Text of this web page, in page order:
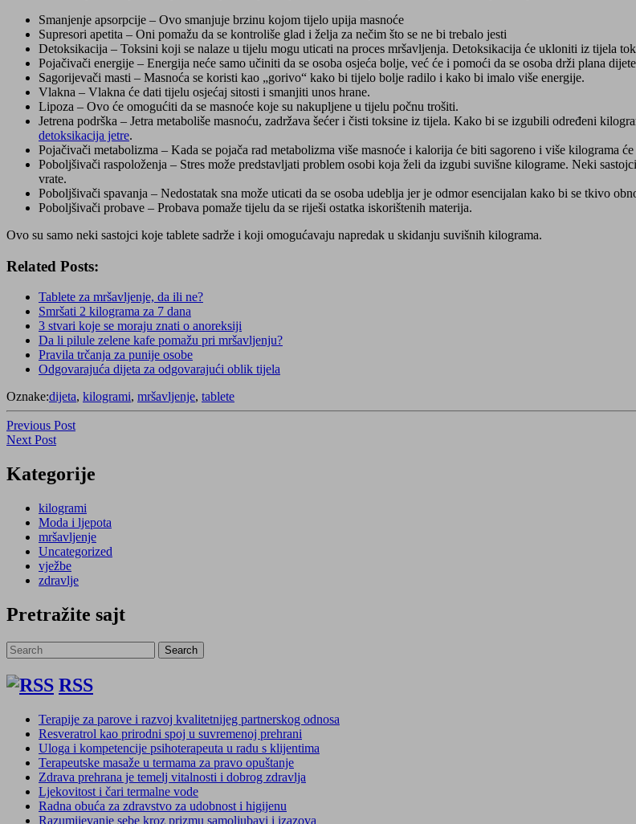
Smanjenje apsorpcije – Ovo smanjuje brzinu kojom tijelo upija masnoće
Supresori apetita – Oni pomažu da se kontroliše glad i želja za nečim što se ne bi trebalo jesti
Detoksikacija – Toksini koji se nalaze u tijelu mogu uticati na proces mršavljenja. Detoksikacija će ukloniti iz tijela
Pojačivači energije – Energija neće samo učiniti da se osoba osjeća bolje, već će i pomoći da se osoba drži plana
Sagorijevači masti – Masnoća se koristi kao „gorivo“ kako bi tijelo bolje radilo i kako bi imalo više energije.
Vlakna – Vlakna će dati tijelu osjećaj sitosti i smanjiti unos hrane.
Lipoza – Ovo će omogućiti da se masnoće koje su nakupljene u tijelu počnu trošiti.
Jetrena podrška – Jetra metaboliše masnoću, zadržava šećer i čisti toksine iz tijela. Kako bi se izgubili određeni
detoksikacija jetre.
Pojačivači metabolizma – Kada se pojača rad metabolizma više masnoće i kalorija će biti sagoreno i više kilograma
Poboljšivači raspoloženja – Stres može predstavljati problem osobi koja želi da izgubi suvišne kilograme. Neki
vrate.
Poboljšivači spavanja – Nedostatak sna može uticati da se osoba udeblja jer je odmor esencijalan kako bi se tkivo
Poboljšivači probave – Probava pomaže tijelu da se riješi ostatka iskorištenih materija.
Ovo su samo neki sastojci koje tablete sadrže i koji omogućavaju napredak u skidanju suvišnih kilograma.
Related Posts:
Tablete za mršavljenje, da ili ne?
Smršati 2 kilograma za 7 dana
3 stvari koje se moraju znati o anoreksiji
Da li pilule zelene kafe pomažu pri mršavljenju?
Pravila trčanja za punije osobe
Odgovarajuća dijeta za odgovarajući oblik tijela
Oznake:dijeta, kilogrami, mršavljenje, tablete
Navigacija
objava
Previous
Post
Previous Post
Next
Next Post
Kategorije
kilogrami
Moda i ljepota
mršavljenje
Uncategorized
vježbe
zdravlje
Pretražite sajt
Search
for:
Search
RSS
Terapije za parove i razvoj kvalitetnijeg partnerskog odnosa
Resveratrol kao prirodni spoj u suvremenoj prehrani
Uloga i kompetencije psihoterapeuta u radu s klijentima
Terapeutske masaže u termama za pravo opuštanje
Zdrava prehrana je temelj vitalnosti i dobrog zdravlja
Ljekovitost i čari termalne vode
Radna obuća za zdravstvo za udobnost i higijenu
Razumijevanje sebe kroz prizmu samoljubavi i izazova